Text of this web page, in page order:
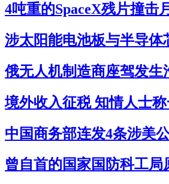
4吨重的SpaceX残片撞击
涉太阳能电池板与半导体
俄无人机制造商座驾发生
境外收入征税 知情人士
中国商务部连发4条涉美
曾自首的国家国防科工